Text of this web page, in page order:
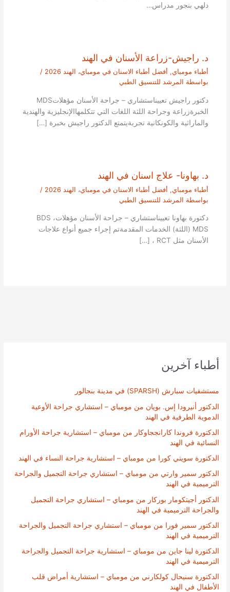
أطباء آخرين
مستشفيات سبارش (SPARSH) في مدينة بنجالور
الدكتور أنيرودا إس. بويان من مومباي – استشاري جراحة الأوعية
الدموية الطرفية في الهند
الدكتورة فروندا كارانججاوكار من مومباي – استشارية جراحة الأورام
النسائية في الهند
الدكتورة سويتي كورا من مومباي – استشارية جراحة النساء في الهند
الدكتور سمير وارتي من مومباي – استشاري جراحة التجميل والجراحة
الترميمية في الهند
الدكتور أجيتكومار بوركار من مومباي – استشاري جراحة التجميل
والجراحة الترميمية في الهند
الدكتور سمير فورا من مومباي – استشاري جراحة التجميل والجراحة
الترميمية في الهند
الدكتورة لينا جاين من مومباي – استشارية جراحة التجميل والجراحة
الترميمية في الهند
الدكتورة سنيحال كولكارني من مومباي – استشارية أمراض قلب
الأطفال في الهند
دلهي بنجور مدراس…
د. راجيش-زراعة الأسنان في الهند
أطباء مومباي, أفضل أطباء الاسنان في مومباي، الهند 2026
/
بواسطة المرشد للتنسيق الطبي
دكتور راجيش تعييناستشاري – جراحة الأسنان مؤهلاتMDS
الخبرةزراعة وجراحة اللثة اللغات التي تتكلمهاالإنجليزية والهندية
والماراثية والكونكانية تجربةيتمتع الدكتور راجيش بخبرة […]
د. بهاونا- علاج اسنان في الهند
أطباء مومباي, أفضل أطباء الاسنان في مومباي، الهند 2026
/
بواسطة المرشد للتنسيق الطبي
دكتورة بهاونا تعييناستشاري – جراحة الأسنان مؤهلاتBDS ،
MDS (اللثة) الخدمات المقدمةتم إجراء جميع أنواع علاجات
الأسنان مثل RCT ، […]